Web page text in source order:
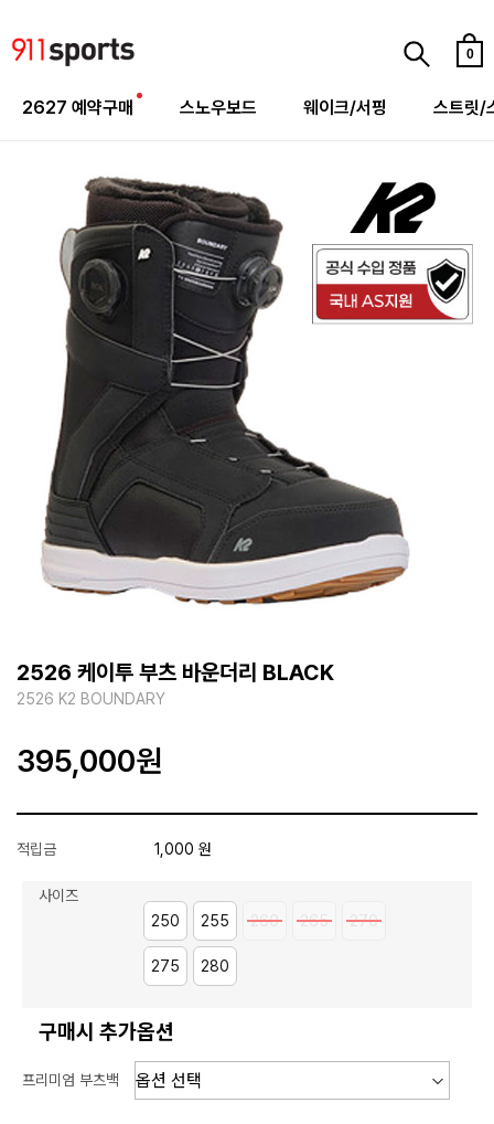
0
2627 예약구매 스노우보드 웨이크/서핑 스트릿/
2526 케이투 부츠 바운더리 BLACK
2526 K2 BOUNDARY
395,000원
적립금 1,000 원
사이즈
250
255 260 265 270
275 280
구매시 추가옵션
프리미엄 부츠백